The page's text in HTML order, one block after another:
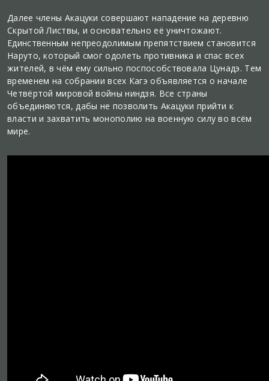
Далее члены Акацуки совершают нападение на деревню
Скрытой Листвы, и основательно её уничтожают.
Единственным непреодолимым препятствием становится
Наруто, который смог одолеть противника и спас всех
жителей, в чём ему сильно поспособствовала Цунадэ. Тем
временем на собрании всех Кагэ объявляется о начале
Четвёртой мировой войны ниндзя. Все страны
объединяются, дабы не позволить Акацуки прийти к
власти и захватить монополию на военную силу во всём
мире.